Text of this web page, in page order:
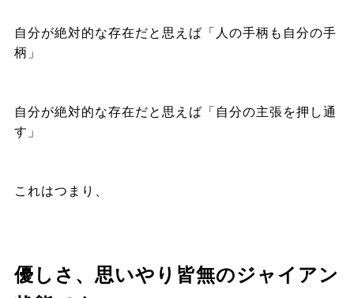
自分が絶対的な存在だと思えば「人の手柄も自分の手
柄」
自分が絶対的な存在だと思えば「自分の主張を押し通
す」
これはつまり、
優しさ、思いやり皆無のジャイアン